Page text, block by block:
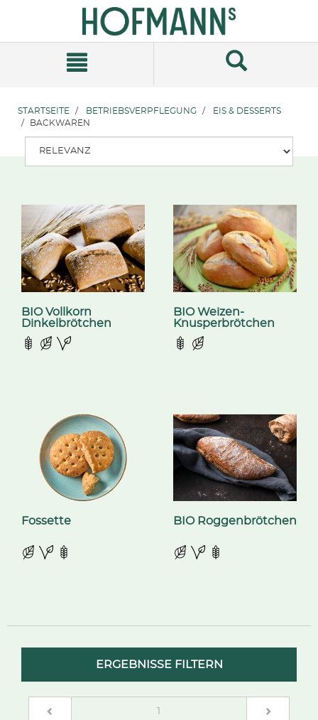
Navigationsmenü
STARTSEITE BETRIEBSVERPFLEGUNG
EIS & DESSERTS
BACKWAREN
BIO Vollkorn
Dinkelbrötchen
BIO Weizen-
Knusperbrötchen
Fossette BIO Roggenbrötchen
ERGEBNISSE FILTERN